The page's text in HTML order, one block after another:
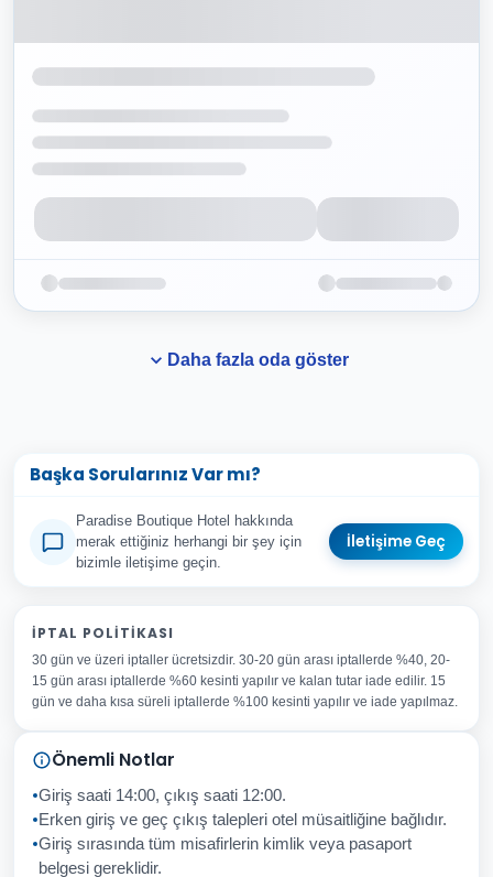
Daha fazla oda göster
Başka Sorularınız Var mı?
Paradise Boutique Hotel hakkında
merak ettiğiniz herhangi bir şey için
bizimle iletişime geçin.
İletişime Geç
Adınız Soyadınız
E-posta Adresiniz
Konu
Sorunuz
İptal Gönder
İPTAL POLITIKASI
30 gün ve üzeri iptaller ücretsizdir. 30-20 gün arası iptallerde %40, 20-
15 gün arası iptallerde %60 kesinti yapılır ve kalan tutar iade edilir. 15
gün ve daha kısa süreli iptallerde %100 kesinti yapılır ve iade yapılmaz.
Önemli Notlar
Giriş saati 14:00, çıkış saati 12:00.
Erken giriş ve geç çıkış talepleri otel müsaitliğine bağlıdır.
Giriş sırasında tüm misafirlerin kimlik veya pasaport
belgesi gereklidir.